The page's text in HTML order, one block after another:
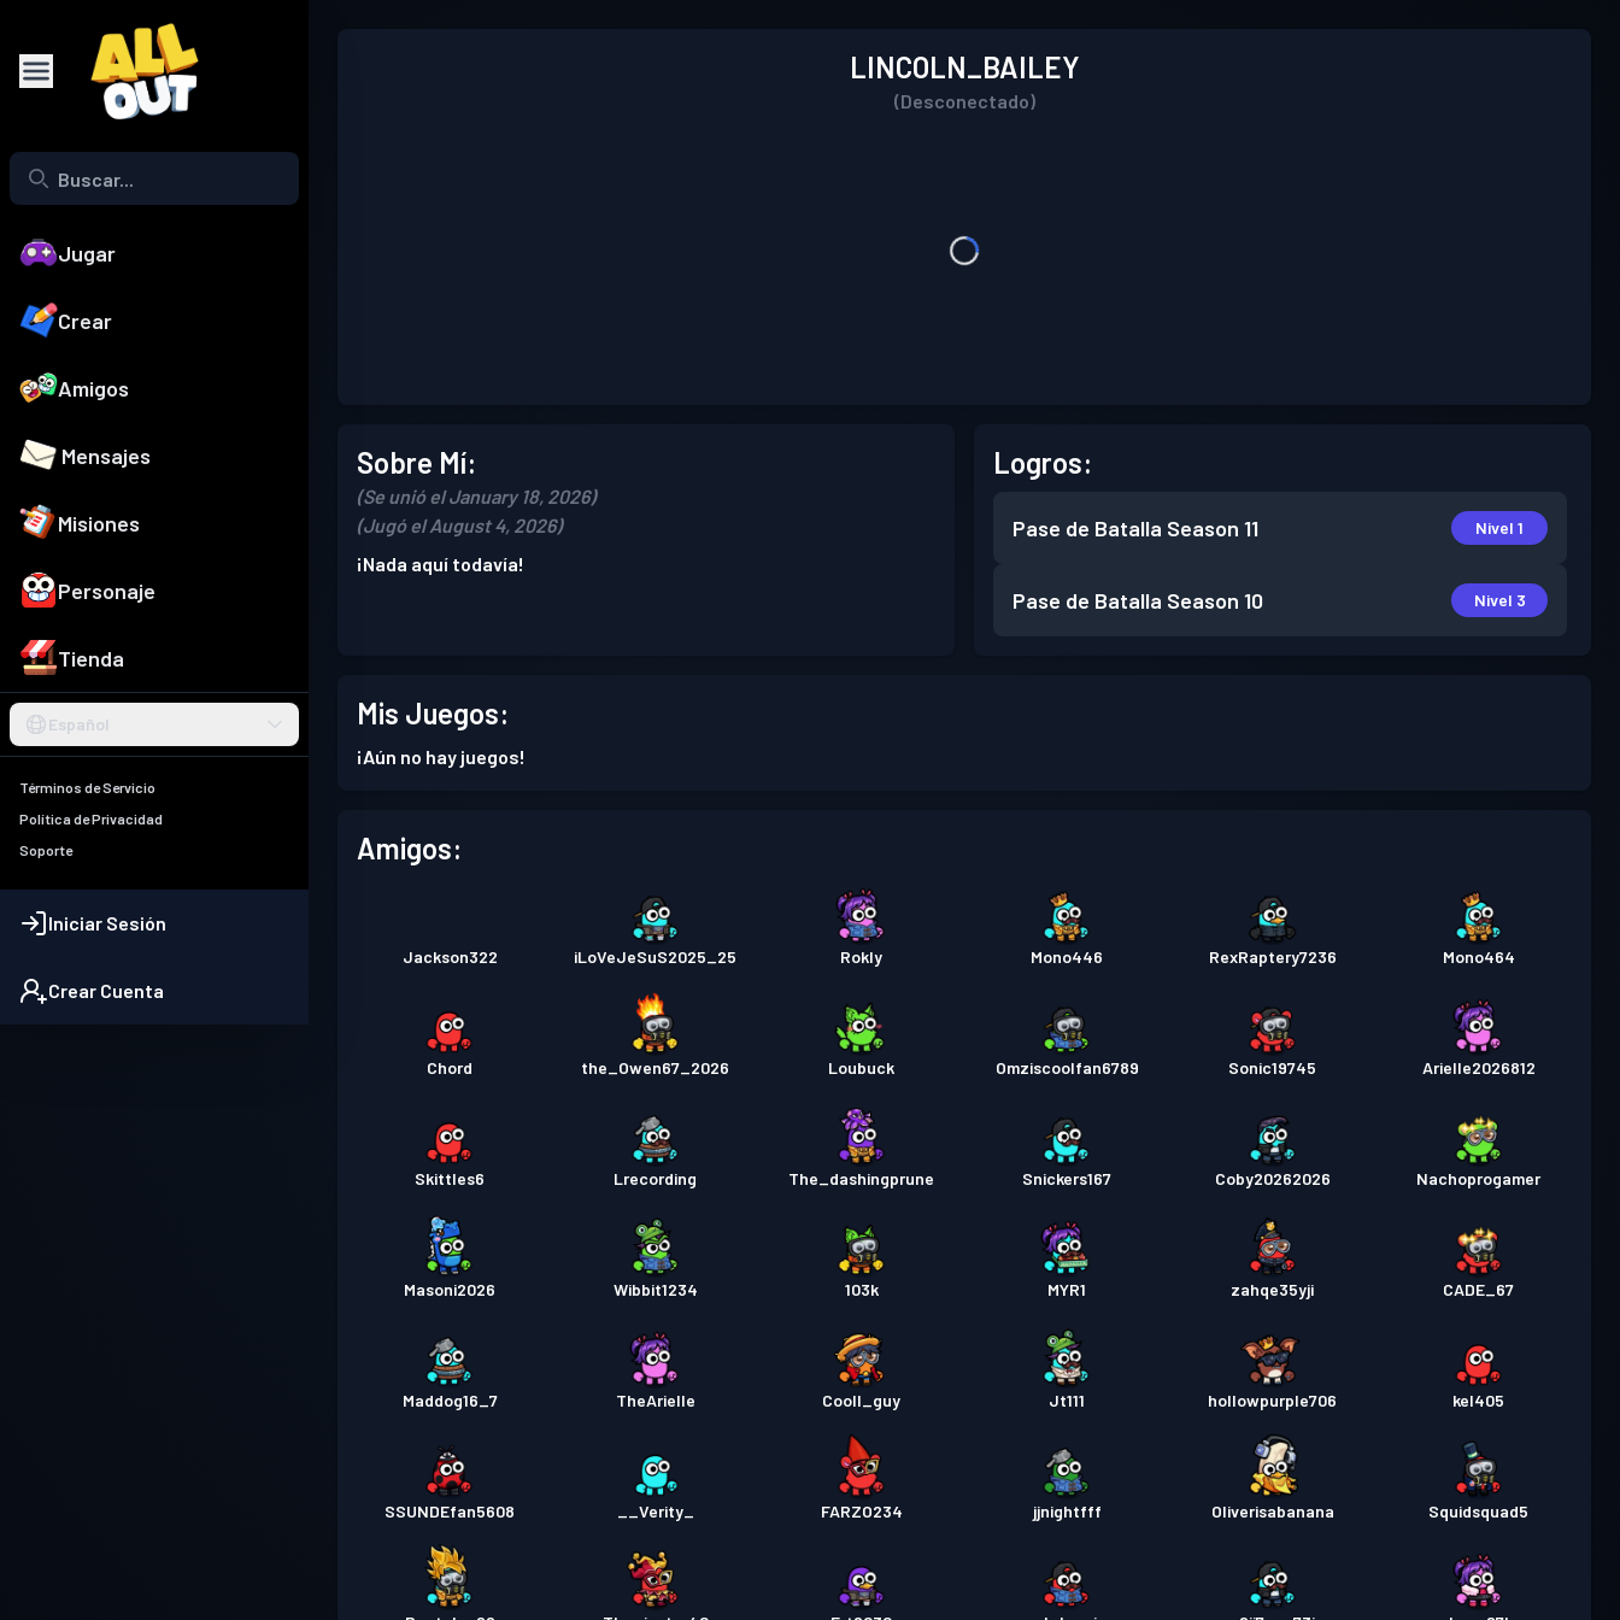
Jugar
Crear
Amigos
Mensajes
Misiones
Personaje
Tienda
Español
Términos de Servicio
Política de Privacidad
Soporte
Iniciar Sesión
Crear Cuenta
LINCOLN_BAILEY
(Desconectado)
Sobre Mí:
(Se unió el January 18, 2026)
(Jugó el August 4, 2026)
¡Nada aquí todavía!
Logros:
Pase de Batalla Season 11 Nivel 1
Pase de Batalla Season 10 Nivel 3
Mis Juegos:
¡Aún no hay juegos!
Amigos:
Jackson322 iLoVeJeSuS2025_25 Rokly Mono446 RexRaptery7236 Mono464
Chord the_Owen67_2026 Loubuck Omziscoolfan6789 Sonic19745 Arielle2026812
Skittles6 Lrecording The_dashingprune Snickers167 Coby20262026 Nachoprogamer
Masoni2026 Wibbit1234 103k MYR1 zahqe35yji CADE_67
Maddog16_7 TheArielle Cooll_guy Jt111 hollowpurple706 kel405
SSUNDEfan5608 __Verity_ FARZO234 jjnightfff Oliverisabanana Squidsquad5